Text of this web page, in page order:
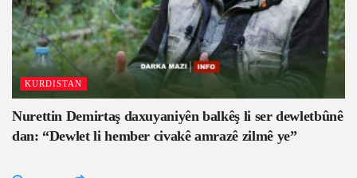
KURDISTAN
Nurettin Demirtaş daxuyaniyên balkêş li ser dewletbûnê
dan: “Dewlet li hember civakê amrazê zilmê ye”